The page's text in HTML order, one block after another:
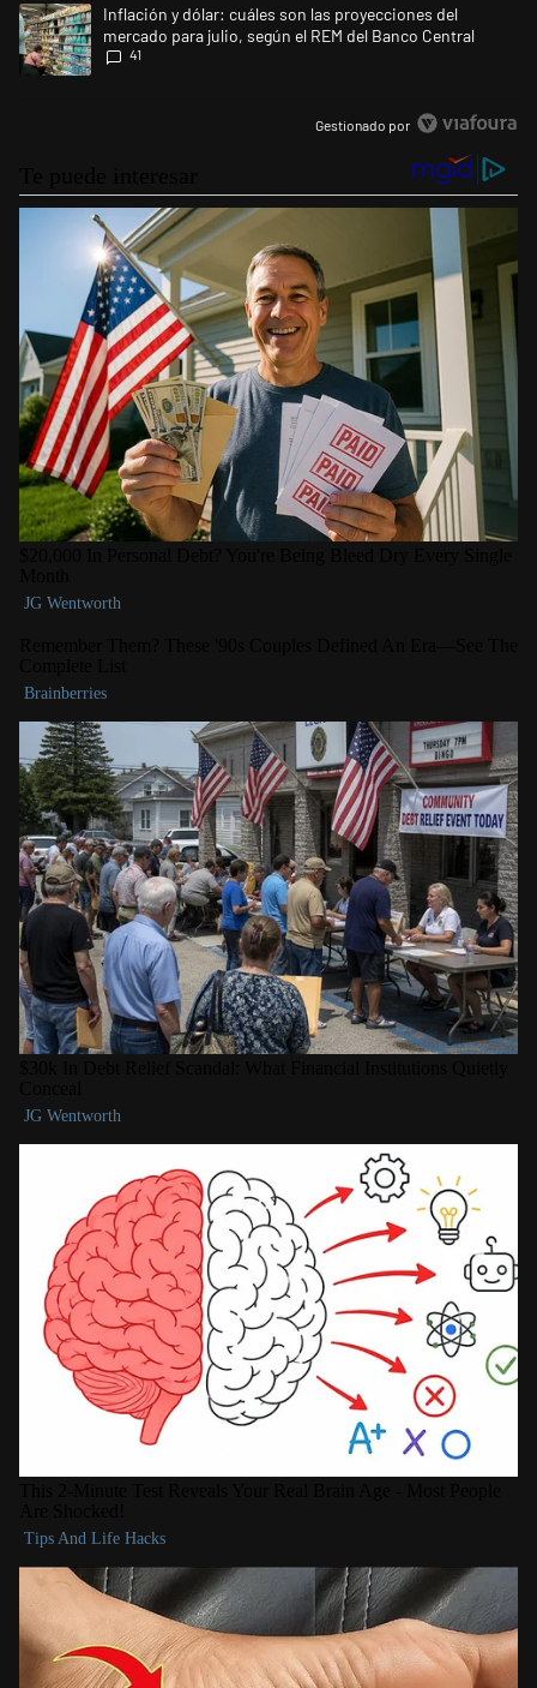
Un artículo de tendencia con el título "Inflación y dólar: cuáles son las
Inflación y dólar: cuáles son las proyecciones del
mercado para julio, según el REM del Banco Central
41
Gestionado por